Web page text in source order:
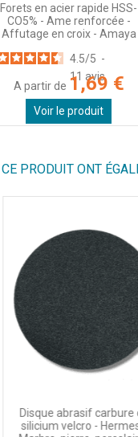
Forets en acier rapide HSS-
CO5% - Ame renforcée -
Affutage en croix - Amaya
4.5/5 -
11 avis
A partir de 1,69 €
Voir le produit
PRODUIT ONT
Disque abrasif carbure de
silicium velcro - Hermes -